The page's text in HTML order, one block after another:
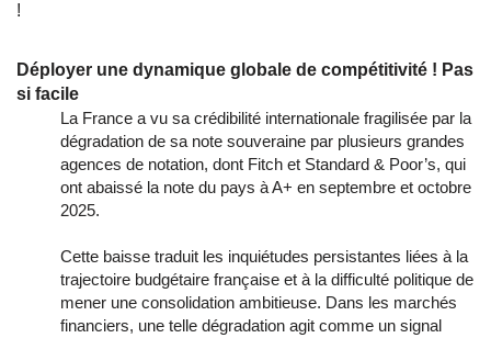
!
Déployer une dynamique globale de compétitivité ! Pas
si facile
La France a vu sa crédibilité internationale fragilisée par la
dégradation de sa note souveraine par plusieurs grandes
agences de notation, dont Fitch et Standard & Poor’s, qui
ont abaissé la note du pays à A+ en septembre et octobre
2025.
Cette baisse traduit les inquiétudes persistantes liées à la
trajectoire budgétaire française et à la difficulté politique de
mener une consolidation ambitieuse. Dans les marchés
financiers, une telle dégradation agit comme un signal